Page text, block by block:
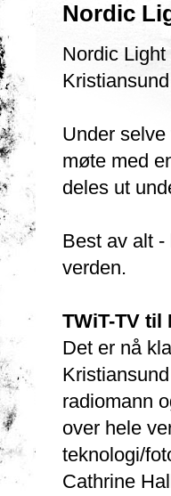
Nordic
Nordic
Under
møte med
deles ut
Best av alt
verden.
TWiT-TV
Det er nå
radiomann
over hele
teknologi/
Cathrine